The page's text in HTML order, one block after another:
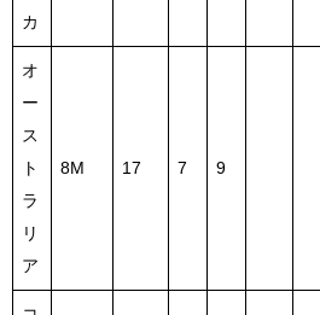
カ
オ
ー
ス
ト
ラ
リ
ア
8M 17 7 9